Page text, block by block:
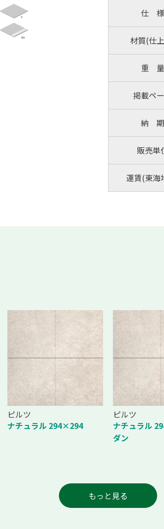
仕 様
材質(仕
重 量
掲載ペ
納 期
販売単
運賃(東海
ピルツ
ナチュラル 294×294
ピルツ
ナチュラル
ダン
もっと見る